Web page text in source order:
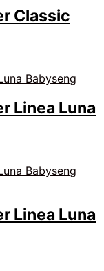
Classic
Linea Luna
Linea Luna